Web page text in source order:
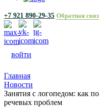
+7 921 890-29-35 Обратная
войти
Главная
Новости
Занятия с логопедом: как
речевых проблем